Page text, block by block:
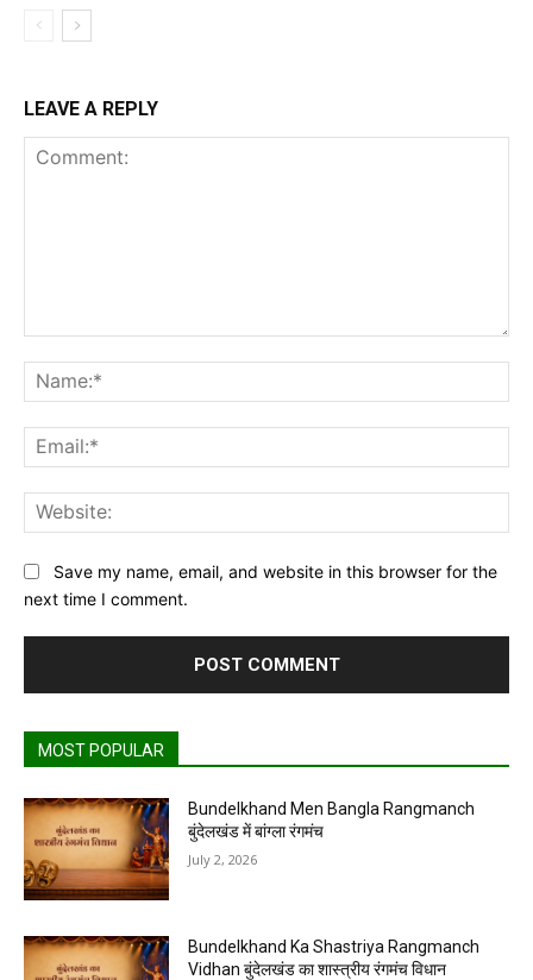
LEAVE A REPLY
Save my name, email, and website in this browser for the
next time I comment.
MOST POPULAR
Bundelkhand Men Bangla Rangmanch
बुंदेलखंड में बांग्ला रंगमंच
July 2, 2026
Bundelkhand Ka Shastriya Rangmanch
Vidhan बुंदेलखंड का शास्त्रीय रंगमंच विधान